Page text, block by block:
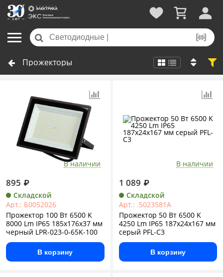
Прожекторы
В наличии
895 ₽
Складской
Арт.: Б0052026
Прожектор 100 Вт 6500 K
8000 Lm IP65 185x176x37 мм
черный LPR-023-0-65K-100
В корзину
В наличии
1 089 ₽
Складской
Арт.: .5023581A
Прожектор 50 Вт 6500 K
4250 Lm IP65 187x24x167 мм
серый PFL-C3
В корзину